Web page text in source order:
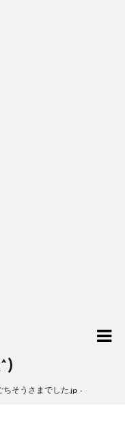
そうさまでした.jp -